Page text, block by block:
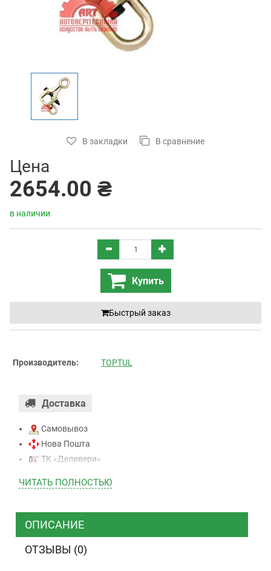
В закладки В сравнение
Цена
2654.00 ₴
в наличии
Купить
Быстрый заказ
Производитель: TOPTUL
Доставка
Самовывоз
Нова Пошта
ТК «Деливери»
ТК “Justin”
ТК ”УкрПочта”
ЧИТАТЬ ПОЛНОСТЬЮ
ОПИСАНИЕ
ОТЗЫВЫ (0)